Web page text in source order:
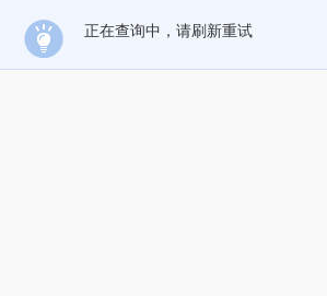
正在查询中，请刷新重试